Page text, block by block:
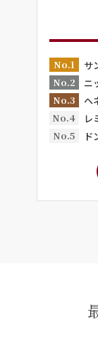
No.1
サ
No.2
ニ
No.3
ヘ
No.4
レ
No.5
ド